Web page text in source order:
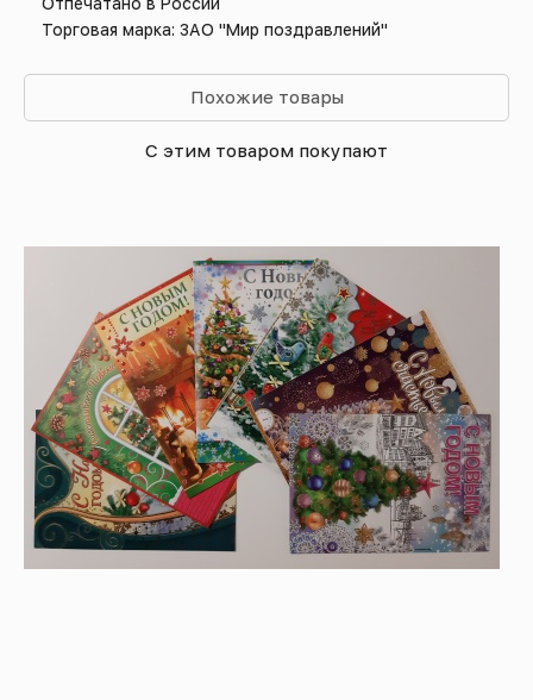
Торговая марка: ЗАО "Мир поздравлений"
Похожие товары
С этим товаром покупают